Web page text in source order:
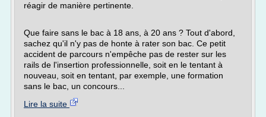
réagir de manière pertinente.
Que faire sans le bac à 18 ans, à 20 ans ? Tout d'abord,
sachez qu'il n'y pas de honte à rater son bac. Ce petit
accident de parcours n'empêche pas de rester sur les
rails de l'insertion professionnelle, soit en le tentant à
nouveau, soit en tentant, par exemple, une formation
sans le bac, un concours...
Lire la suite